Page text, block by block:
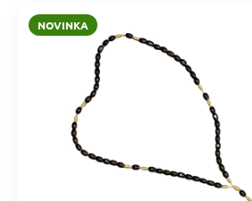
NOVINKA